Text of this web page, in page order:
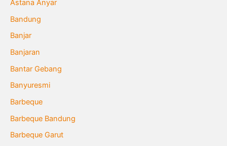
Astana Anyar
Bandung
Banjar
Banjaran
Bantar Gebang
Banyuresmi
Barbeque
Barbeque Bandung
Barbeque Garut